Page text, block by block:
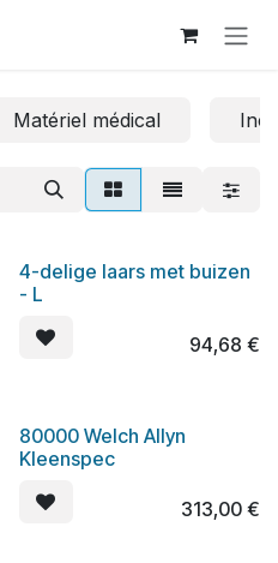
Matériel médical
4-delige laars met buizen
- L
94,68 €
80000 Welch Allyn
Kleenspec
313,00€